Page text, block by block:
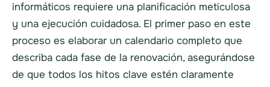
informáticos requiere una planificación meticulosa
y una ejecución cuidadosa. El primer paso en este
proceso es elaborar un calendario completo que
describa cada fase de la renovación, asegurándose
de que todos los hitos clave estén claramente